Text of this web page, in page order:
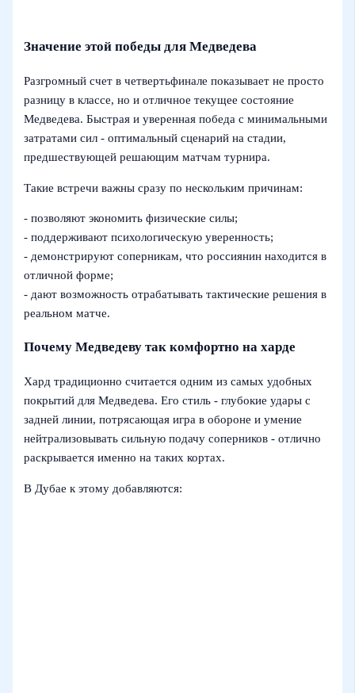
Значение этой победы для Медведева
Разгромный счет в четвертьфинале показывает не просто
разницу в классе, но и отличное текущее состояние
Медведева. Быстрая и уверенная победа с минимальными
затратами сил - оптимальный сценарий на стадии,
предшествующей решающим матчам турнира.
Такие встречи важны сразу по нескольким причинам:
- позволяют экономить физические силы;
- поддерживают психологическую уверенность;
- демонстрируют соперникам, что россиянин находится в
отличной форме;
- дают возможность отрабатывать тактические решения в
реальном матче.
Почему Медведеву так комфортно на харде
Хард традиционно считается одним из самых удобных
покрытий для Медведева. Его стиль - глубокие удары с
задней линии, потрясающая игра в обороне и умение
нейтрализовывать сильную подачу соперников - отлично
раскрывается именно на таких кортах.
В Дубае к этому добавляются: